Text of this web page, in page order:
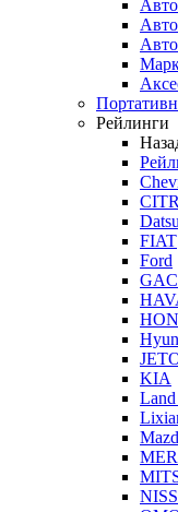
Рейлинги
FIAT
Ford
GAC
KIA